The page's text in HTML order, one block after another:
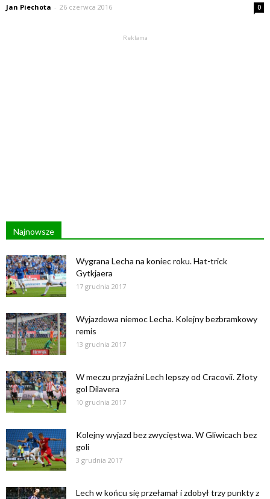
Jan Piechota - 26 czerwca 2016 0
Reklama
Najnowsze
Wygrana Lecha na koniec roku. Hat-trick
Gytkjaera
17 grudnia 2017
Wyjazdowa niemoc Lecha. Kolejny bezbramkowy
remis
13 grudnia 2017
W meczu przyjaźni Lech lepszy od Cracovii. Złoty
gol Dilavera
10 grudnia 2017
Kolejny wyjazd bez zwycięstwa. W Gliwicach bez
goli
3 grudnia 2017
Lech w końcu się przełamał i zdobył trzy punkty z